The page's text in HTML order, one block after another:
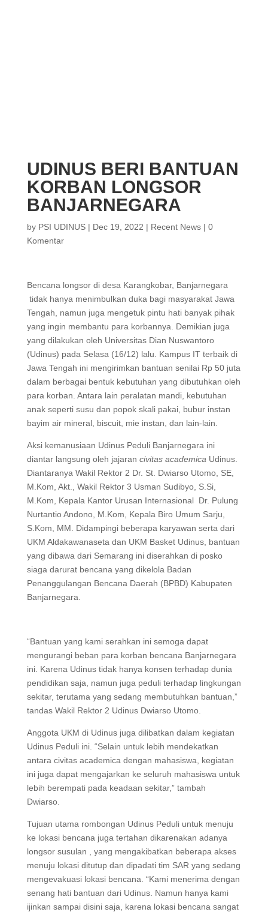
UDINUS BERI BANTUAN
KORBAN LONGSOR
BANJARNEGARA
by PSI UDINUS| Dec 19, 2022 | Recent News| 0
Komentar
Bencana longsor di desa Karangkobar, Banjarnegara
tidak hanya menimbulkan duka bagi masyarakat Jawa
Tengah, namun juga mengetuk pintu hati banyak pihak
yang ingin membantu para korbannya. Demikian juga
yang dilakukan oleh Universitas Dian Nuswantoro
(Udinus) pada Selasa (16/12) lalu. Kampus IT terbaik di
Jawa Tengah ini mengirimkan bantuan senilai Rp 50 juta
dalam berbagai bentuk kebutuhan yang dibutuhkan oleh
para korban. Antara lain peralatan mandi, kebutuhan
anak seperti susu dan popok skali pakai, bubur instan
bayim air mineral, biscuit, mie instan, dan lain-lain.
Aksi kemanusiaan Udinus Peduli Banjarnegara ini
diantar langsung oleh jajaran civitas academica Udinus.
Diantaranya Wakil Rektor 2 Dr. St. Dwiarso Utomo, SE,
M.Kom, Akt., Wakil Rektor 3 Usman Sudibyo, S.Si,
M.Kom, Kepala Kantor Urusan Internasional Dr. Pulung
Nurtantio Andono, M.Kom, Kepala Biro Umum Sarju,
S.Kom, MM. Didampingi beberapa karyawan serta dari
UKM Aldakawanaseta dan UKM Basket Udinus, bantuan
yang dibawa dari Semarang ini diserahkan di posko
siaga darurat bencana yang dikelola Badan
Penanggulangan Bencana Daerah (BPBD) Kabupaten
Banjarnegara.
“Bantuan yang kami serahkan ini semoga dapat
mengurangi beban para korban bencana Banjarnegara
ini. Karena Udinus tidak hanya konsen terhadap dunia
pendidikan saja, namun juga peduli terhadap lingkungan
sekitar, terutama yang sedang membutuhkan bantuan,”
tandas Wakil Rektor 2 Udinus Dwiarso Utomo.
Anggota UKM di Udinus juga dilibatkan dalam kegiatan
Udinus Peduli ini. “Selain untuk lebih mendekatkan
antara civitas academica dengan mahasiswa, kegiatan
ini juga dapat mengajarkan ke seluruh mahasiswa untuk
lebih berempati pada keadaan sekitar,” tambah
Dwiarso.
Tujuan utama rombongan Udinus Peduli untuk menuju
ke lokasi bencana juga tertahan dikarenakan adanya
longsor susulan , yang mengakibatkan beberapa akses
menuju lokasi ditutup dan dipadati tim SAR yang sedang
mengevakuasi lokasi bencana. “Kami menerima dengan
senang hati bantuan dari Udinus. Namun hanya kami
ijinkan sampai disini saja, karena lokasi bencana sangat